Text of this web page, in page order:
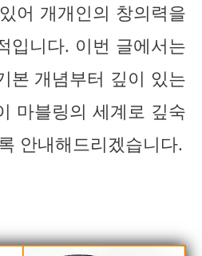
어 개개인의 창의력을
입니다. 이번 글에서는
본 개념부터 깊이 있는
마블링의 세계로 깊숙
안내해드리겠습니다.